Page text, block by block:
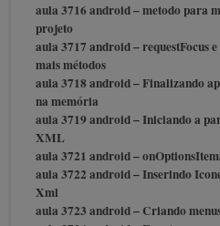
aula 3716 android – metodo para
projeto
aula 3717 android – requestFocus
mais métodos
aula 3718 android – Finalizando
na memória
aula 3719 android – Iniciando a
XML
aula 3721 android –
aula 3722 android – Inserindo
Xml
aula 3723 android – Criando